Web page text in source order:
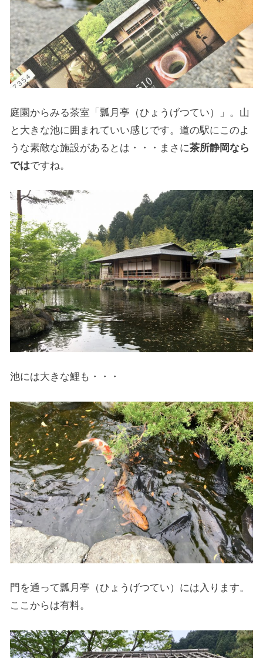
庭園からみる茶室「瓢月亭（ひょうげつてい）」。山
と大きな池に囲まれていい感じです。道の駅にこのよ
うな素敵な施設があるとは・・・まさに茶所静岡なら
ではですね。
池には大きな鯉も・・・
門を通って瓢月亭（ひょうげつてい）には入ります。
ここからは有料。